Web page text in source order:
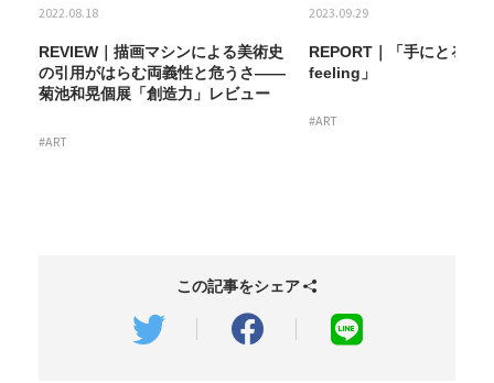
2022.08.18
REVIEW｜描画マシンによる美術史
の引用がはらむ両義性と危うさ——
菊池和晃個展「創造力」レビュー
#ART
2023.09.29
REPORT｜「手にとる
feeling」
#ART
この記事をシェア